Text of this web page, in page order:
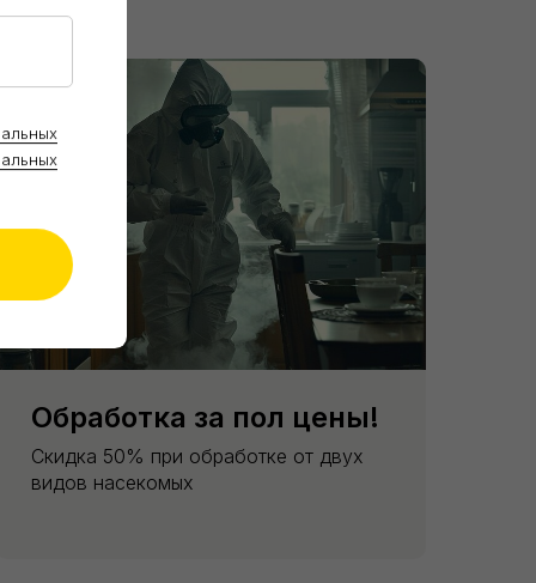
Обработка за пол цены!
Скидка 50% при обработке от двух
видов насекомых